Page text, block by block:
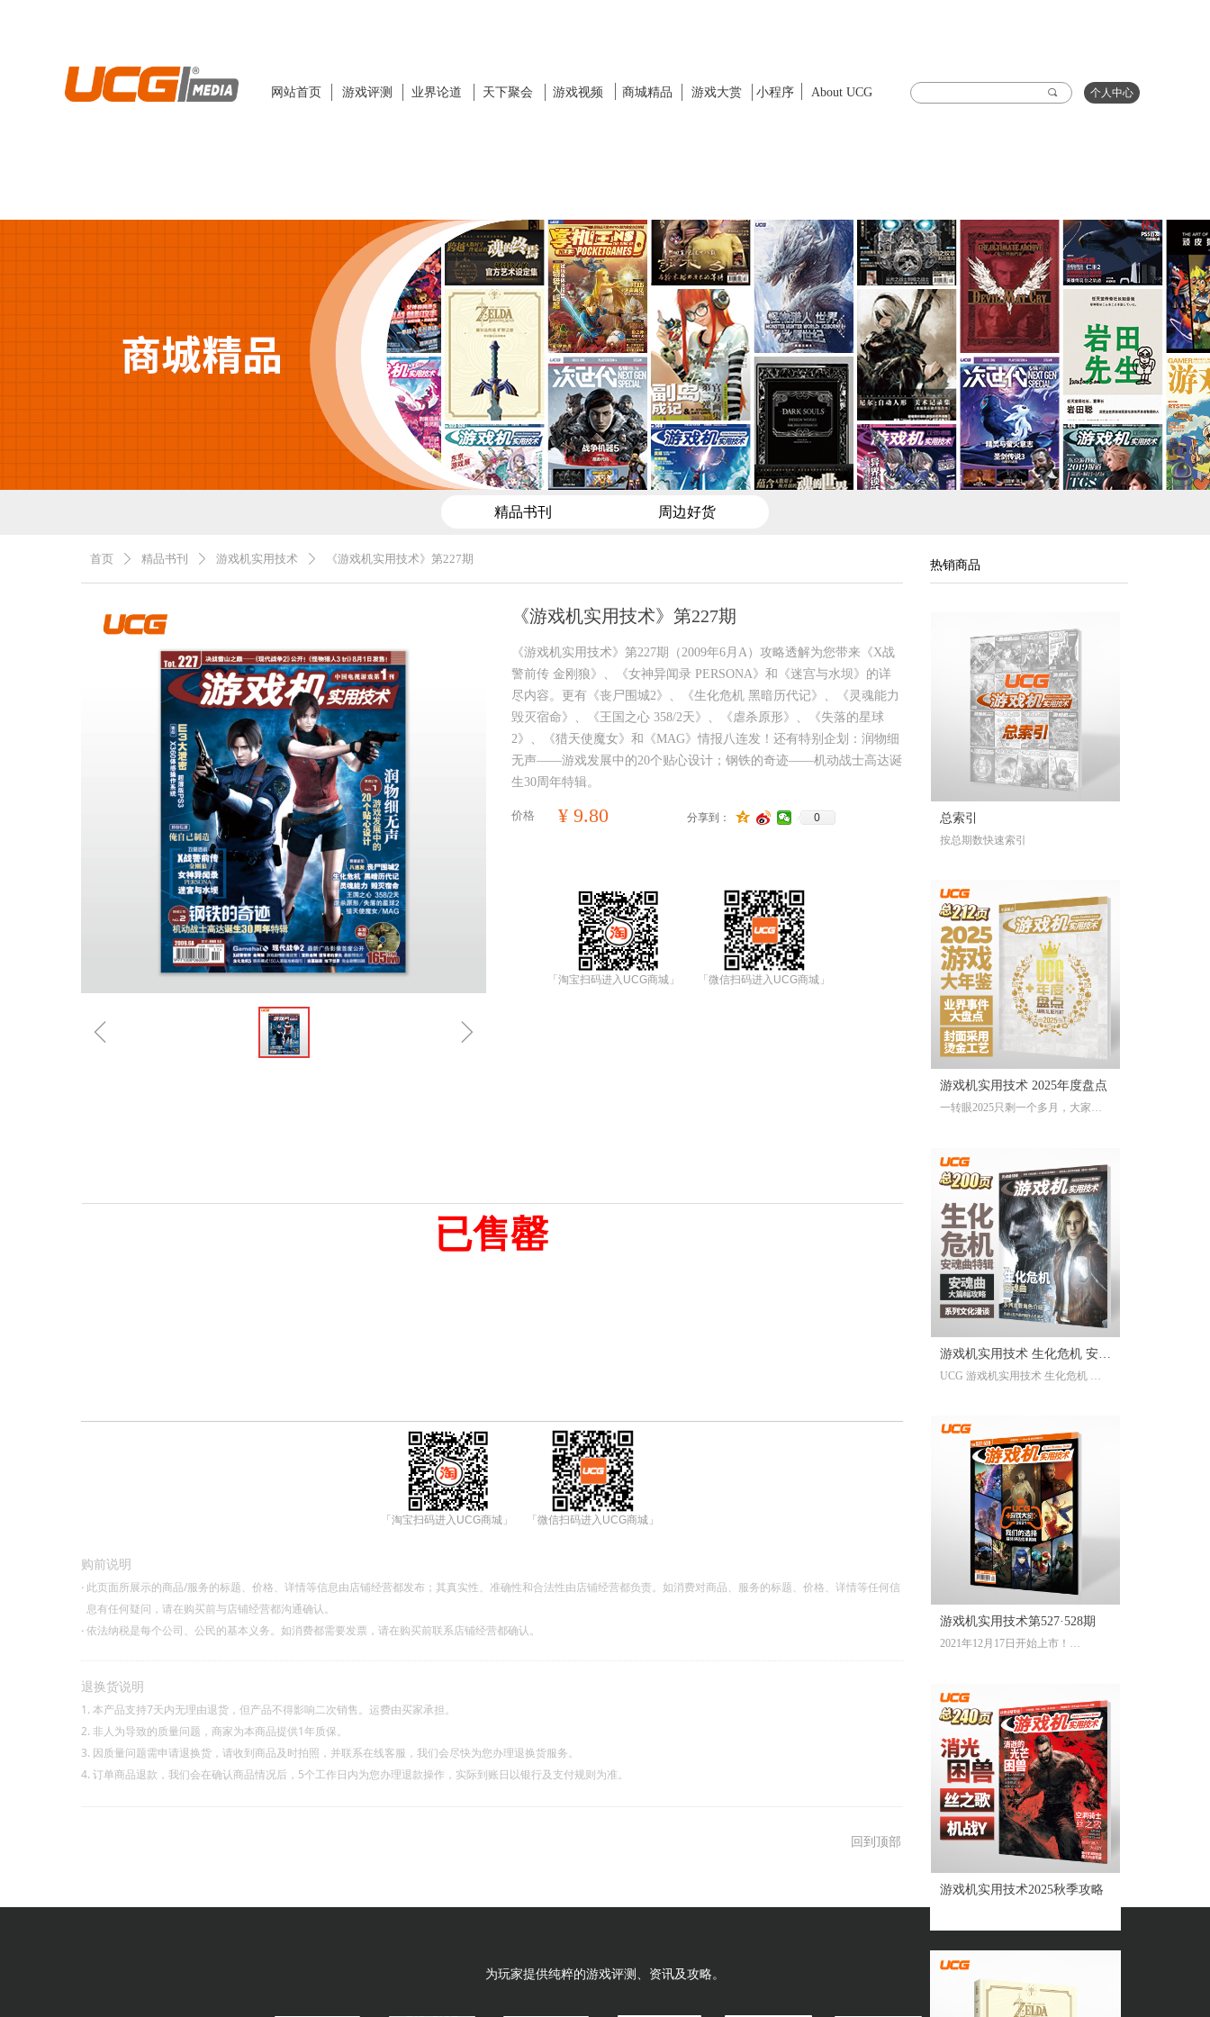
끠
网站首页 商城精品 游戏大赏
业界论道
游戏评测 天下聚会 游戏视频 小程序 About UCG 个人中心
首页 ꄲ 精品书刊 ꄲ 游戏机实用技术 ꄲ 《游戏机实用技术》第227期
ꁆ ꁇ
《游戏机实用技术》第227期
已售罄
价格 ¥ 9.80 分享到： 0
回到顶部
热销商品
「微信扫码进入UCG商城」
「淘宝扫码进入UCG商城」
《游戏机实用技术》第227期（2009年6月A）攻略透解为您带来《X战
警前传 金刚狼》、《女神异闻录 PERSONA》和《迷宫与水坝》的详
尽内容。更有《丧尸围城2》、《生化危机 黑暗历代记》、《灵魂能力
毁灭宿命》、《王国之心 358/2天》、《虐杀原形》、《失落的星球
2》、《猎天使魔女》和《MAG》情报八连发！还有特别企划：润物细
无声——游戏发展中的20个贴心设计；钢铁的奇迹——机动战士高达诞
生30周年特辑。
购前说明
· 此页面所展示的商品/服务的标题、价格、详情等信息由店铺经营都发布；其真实性、准确性和合法性由店铺经营都负责。如消费对商品、服务的标题、价格、详情等任何信
息有任何疑问，请在购买前与店铺经营都沟通确认。
·依法纳税是每个公司、公民的基本义务。如消费都需要发票，请在购买前联系店铺经营都确认。
退换货说明
1. 本产品支持7天内无理由退货，但产品不得影响二次销售。运费由买家承担。
2. 非人为导致的质量问题，商家为本商品提供1年质保。
3. 因质量问题需申请退换货，请收到商品及时拍照，并联系在线客服，我们会尽快为您办理退换货服务。
4. 订单商品退款，我们会在确认商品情况后，5个工作日内为您办理退款操作，实际到账日以银行及支付规则为准。
精品书刊 周边好货
总索引
按总期数快速索引
游戏机实用技术 2025年度盘点
一转眼2025只剩一个多月，大家对
前一亮的独立游戏、令人印象深刻
的游戏大事？不记得也不要紧，
《游戏机实用技术 2025年度盘点》
已经帮你全部整合完毕。2025年度
的游戏资讯，看这一本就足够。
继承自UCG每年的年度特辑及合
刊，我们最经典的游戏大年鉴、游
戏大盘点栏目依然在线；年年有今
日岁岁有今朝，UCG小编们心目中
以聚众锐评环节，想要来围观吐槽
的朋友们也请绝对不要放过。此
多打赢复活赛的攻略栏目“实用至上
主义”——最全面的游戏盘点，最详
尽的年鉴资料，更有小而美周边随
限定版档位一起赠送，收藏价值妥
游戏机实用技术 生化危机 安魂
曲特辑
UCG 游戏机实用技术 生化危机 安
游戏机实用技术第527·528期
2021年12月17日开始上市！
游戏机实用技术2025秋季攻略
「微信扫码进入UCG商城」
「淘宝扫码进入UCG商城」
为玩家提供纯粹的游戏评测、资讯及攻略。